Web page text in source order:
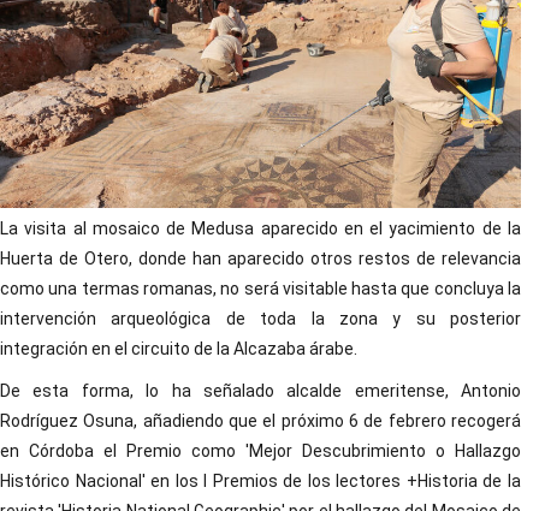
La visita al mosaico de Medusa aparecido en el yacimiento de la
Huerta de Otero, donde han aparecido otros restos de relevancia
como una termas romanas, no será visitable hasta que concluya la
intervención arqueológica de toda la zona y su posterior
integración en el circuito de la Alcazaba árabe.
De esta forma, lo ha señalado alcalde emeritense, Antonio
Rodríguez Osuna, añadiendo que el próximo 6 de febrero recogerá
en Córdoba el Premio como 'Mejor Descubrimiento o Hallazgo
Histórico Nacional' en los I Premios de los lectores +Historia de la